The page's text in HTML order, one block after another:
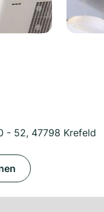
- 52, 47798 Krefeld